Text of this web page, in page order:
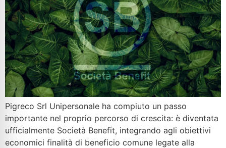
Pigreco Srl Unipersonale ha compiuto un passo
importante nel proprio percorso di crescita: è diventata
ufficialmente Società Benefit, integrando agli obiettivi
economici finalità di beneficio comune legate alla